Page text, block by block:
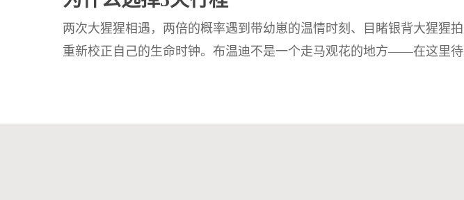
两次大猩猩相遇，两倍的概率遇到带幼崽的温情时刻、目睹银背大猩猩
重新校正自己的生命时钟。布温迪不是一个走马观花的地方——在这里待